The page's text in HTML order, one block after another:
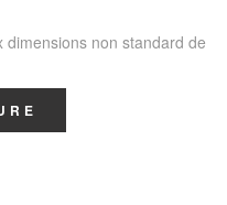
non standard de